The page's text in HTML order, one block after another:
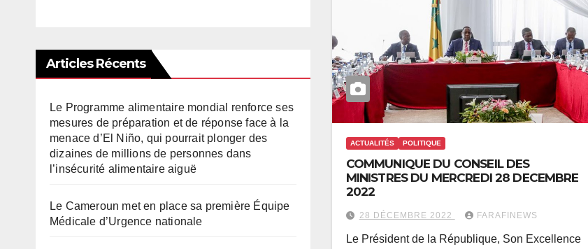
Articles Récents
Le Programme alimentaire mondial renforce ses
mesures de préparation et de réponse face à la
menace d’El Niño, qui pourrait plonger des
dizaines de millions de personnes dans
l’insécurité alimentaire aiguë
Le Cameroun met en place sa première Équipe
Médicale d’Urgence nationale
ACTUALITÉS POLITIQUE
COMMUNIQUE DU CONSEIL DES
MINISTRES DU MERCREDI 28 DECEMBRE
2022
28 DÉCEMBRE 2022 FARAFINEWS
Le Président de la République, Son Excellence